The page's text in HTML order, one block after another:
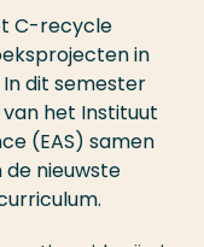
C-recycle
in
dit semester
het Instituut
(EAS) samen
nieuwste